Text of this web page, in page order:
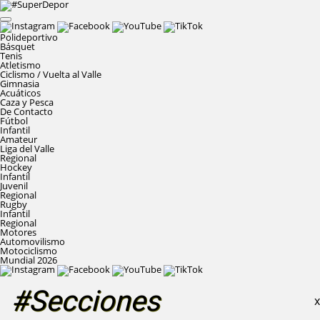
Polideportivo
Básquet
Tenis
Atletismo
Ciclismo / Vuelta al Valle
Gimnasia
Acuáticos
Caza y Pesca
De Contacto
Fútbol
Infantil
Amateur
Liga del Valle
Regional
Hockey
Infantil
Juvenil
Regional
Rugby
Infantil
Regional
Motores
Automovilismo
Motociclismo
Mundial 2026
#Secciones X